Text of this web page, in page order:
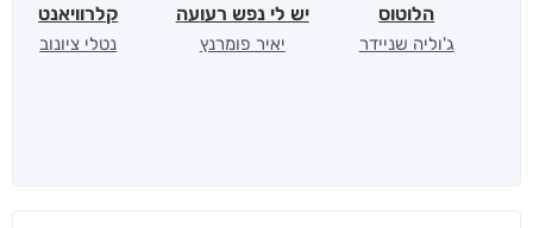
הלוטוס
ג'וליה שניידר
יש לי נפש רעועה
יאיר פומרנץ
קלרוויאנט
נטלי ציונוב